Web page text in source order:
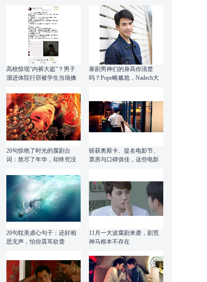
香港见面会
高校惊现“内裤大盗”？男子
溜进体院行窃被学生当场擒
泰剧男神们的身高你清楚
吗？Pope略尴尬，Nadech大
20句惊艳了时光的腐剧台
词：熬尽了年华，却终究没
斩获奥斯卡、提名电影节、
票房与口碑俱佳，这些电影
20句耽美虐心句子：还好相
思无声，怕你震耳欲聋
11月一大波腐剧来袭，剧荒
神马根本不存在